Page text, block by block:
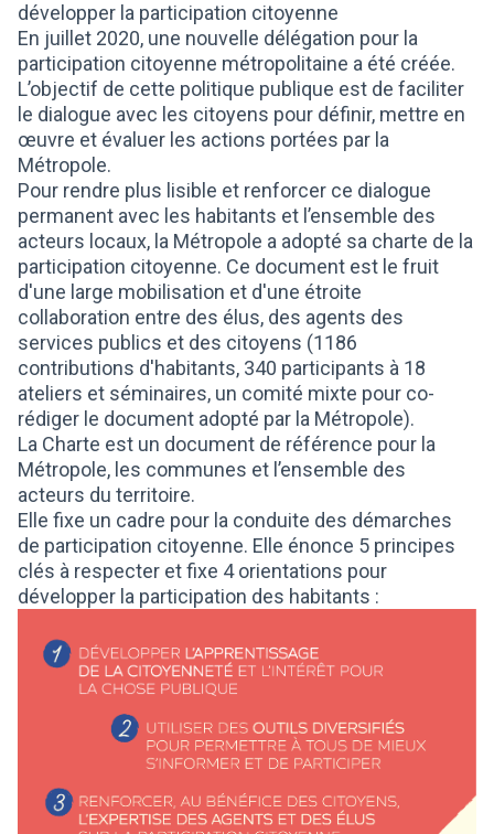
développer la participation citoyenne
En juillet 2020, une nouvelle délégation pour la
participation citoyenne métropolitaine a été créée.
L’objectif de cette politique publique est de faciliter
le dialogue avec les citoyens pour définir, mettre en
œuvre et évaluer les actions portées par la
Métropole.
Pour rendre plus lisible et renforcer ce dialogue
permanent avec les habitants et l’ensemble des
acteurs locaux, la Métropole a adopté sa charte de la
participation citoyenne. Ce document est le fruit
d'une large mobilisation et d'une étroite
collaboration entre des élus, des agents des
services publics et des citoyens (1186
contributions d'habitants, 340 participants à 18
ateliers et séminaires, un comité mixte pour co-
rédiger le document adopté par la Métropole).
La Charte est un document de référence pour la
Métropole, les communes et l’ensemble des
acteurs du territoire.
Elle fixe un cadre pour la conduite des démarches
de participation citoyenne. Elle énonce 5 principes
clés à respecter et fixe 4 orientations pour
développer la participation des habitants :